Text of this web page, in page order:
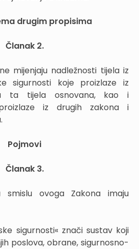
drugim propisima
Članak 2.
mijenjaju nadležnosti tijela iz
sigurnosti koje proizlaze iz
ta tijela osnovana, kao i
iz drugih zakona i
Pojmovi
Članak 3.
smislu ovoga Zakona imaju
sigurnosti« znači sustav koji
poslova, obrane, sigurnosno-